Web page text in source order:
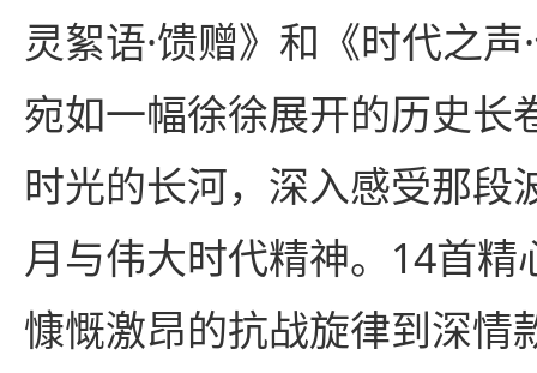
灵絮语·馈赠》和《时代之
宛如一幅徐徐展开的历史长
时光的长河，深入感受那段
月与伟大时代精神。14首精
慷慨激昂的抗战旋律到深情